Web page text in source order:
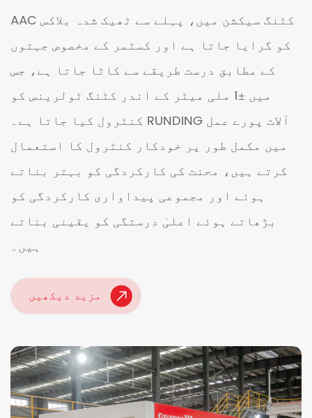
AAC کٹنگ سیکشن میں، پہلے سے ٹھیک شدہ بلاکس
کو گرایا جاتا ہے اور کسٹمر کے مخصوص جہتوں
کے مطابق درست طریقے سے کاٹا جاتا ہے، جس
میں ±1 ملی میٹر کے اندر کٹنگ ٹولرینس کو
کنٹرول کیا جاتا ہے۔ RUNDING آلات پورے عمل
میں مکمل طور پر خودکار کنٹرول کا استعمال
کرتے ہیں، محنت کی کارکردگی کو بہتر بناتے
ہوئے اور مجموعی پیداواری کارکردگی کو
بڑھاتے ہوئے اعلیٰ درستگی کو یقینی بناتے
ہیں۔
مزید دیکھیں